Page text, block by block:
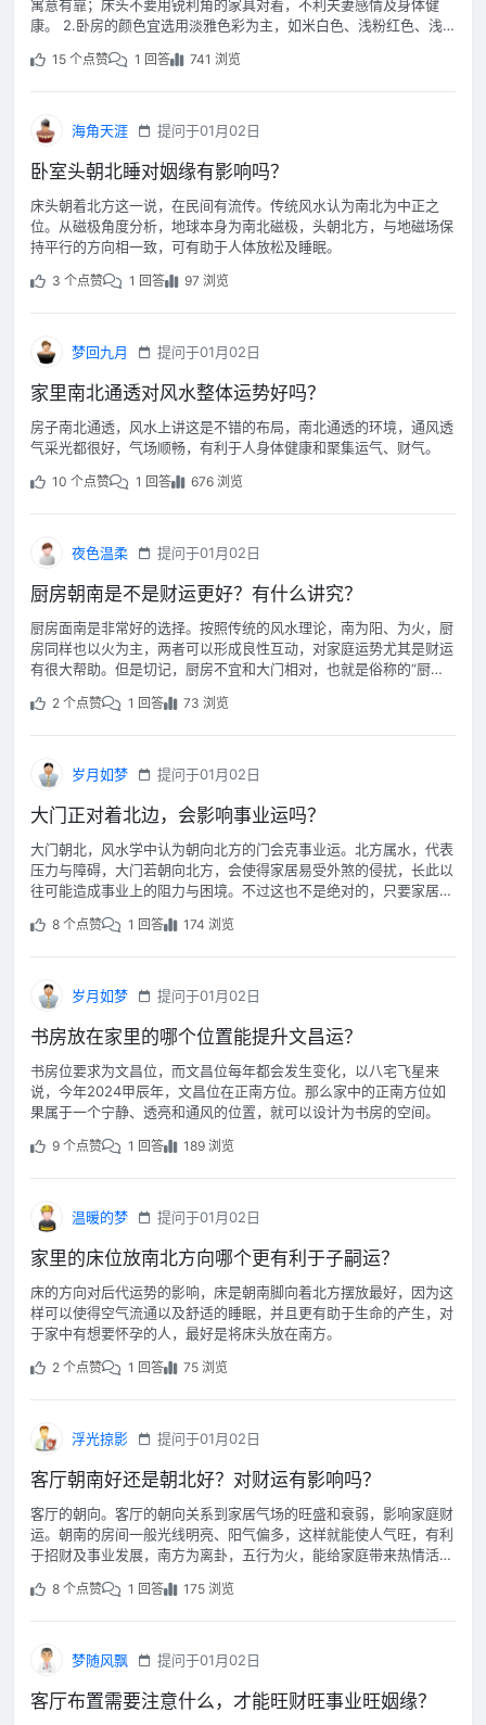
寓意有靠；床头不要用锐利角的家具对着，不利夫妻感情及身体健
康。 2.卧房的颜色宜选用淡雅色彩为主，如米白色、浅粉红色、浅
15 个点赞 1 回答 741 浏览
海角天涯 提问于01月02日
卧室头朝北睡对姻缘有影响吗？
床头朝着北方这一说，在民间有流传。传统风水认为南北为中正之
位。从磁极角度分析，地球本身为南北磁极，头朝北方，与地磁场保
持平行的方向相一致，可有助于人体放松及睡眠。
3 个点赞 1 回答 97 浏览
梦回九月 提问于01月02日
家里南北通透对风水整体运势好吗？
房子南北通透，风水上讲这是不错的布局，南北通透的环境，通风透
气采光都很好，气场顺畅，有利于人身体健康和聚集运气、财气。
10 个点赞 1 回答 676 浏览
夜色温柔 提问于01月02日
厨房朝南是不是财运更好？有什么讲究？
厨房面南是非常好的选择。按照传统的风水理论，南为阳、为火，厨
房同样也以火为主，两者可以形成良性互动，对家庭运势尤其是财运
有很大帮助。但是切记，厨房不宜和大门相对，也就是俗称的“厨门
2 个点赞 1 回答 73 浏览
岁月如梦 提问于01月02日
大门正对着北边，会影响事业运吗？
大门朝北，风水学中认为朝向北方的门会克事业运。北方属水，代表
压力与障碍，大门若朝向北方，会使得家居易受外煞的侵扰，长此以
往可能造成事业上的阻力与困境。不过这也不是绝对的，只要家居整
8 个点赞 1 回答 174 浏览
岁月如梦 提问于01月02日
书房放在家里的哪个位置能提升文昌运？
书房位要求为文昌位，而文昌位每年都会发生变化，以八宅飞星来
说，今年2024甲辰年，文昌位在正南方位。那么家中的正南方位如
果属于一个宁静、透亮和通风的位置，就可以设计为书房的空间。
9 个点赞 1 回答 189 浏览
温暖的梦 提问于01月02日
家里的床位放南北方向哪个更有利于子嗣运？
床的方向对后代运势的影响，床是朝南脚向着北方摆放最好，因为这
样可以使得空气流通以及舒适的睡眠，并且更有助于生命的产生，对
于家中有想要怀孕的人，最好是将床头放在南方。
2 个点赞 1 回答 75 浏览
浮光掠影 提问于01月02日
客厅朝南好还是朝北好？对财运有影响吗？
客厅的朝向。客厅的朝向关系到家居气场的旺盛和衰弱，影响家庭财
运。朝南的房间一般光线明亮、阳气偏多，这样就能使人气旺，有利
于招财及事业发展，南方为离卦，五行为火，能给家庭带来热情活泼
8 个点赞 1 回答 175 浏览
梦随风飘 提问于01月02日
客厅布置需要注意什么，才能旺财旺事业旺姻缘？